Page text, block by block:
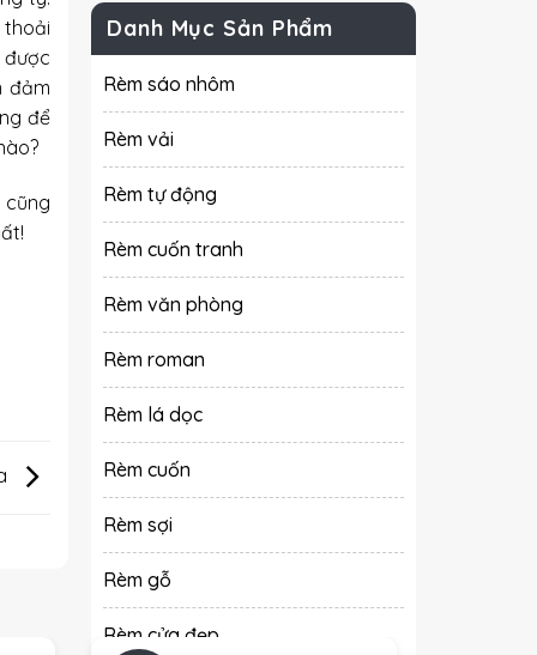
thoải
được
đảm
để
Danh Mục Sản Phẩm
Rèm sáo nhôm
Rèm vải
Rèm tự động
Rèm cuốn tranh
Rèm văn phòng
Rèm roman
Rèm lá dọc
Rèm cuốn
Rèm sợi
Rèm gỗ
Rèm cửa đẹp